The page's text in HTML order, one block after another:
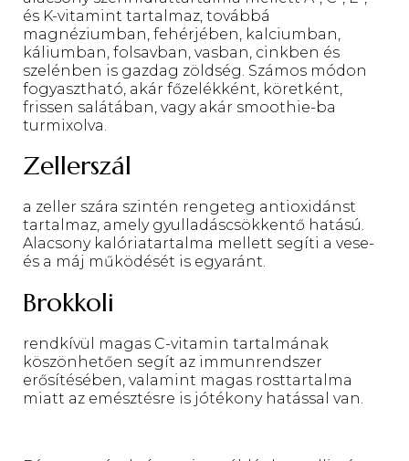
és K-vitamint tartalmaz, továbbá
magnéziumban, fehérjében, kalciumban,
káliumban, folsavban, vasban, cinkben és
szelénben is gazdag zöldség. Számos módon
fogyasztható, akár főzelékként, köretként,
frissen salátában, vagy akár smoothie-ba
turmixolva.
Zellerszál
a zeller szára szintén rengeteg antioxidánst
tartalmaz, amely gyulladáscsökkentő hatású.
Alacsony kalóriatartalma mellett segíti a vese-
és a máj működését is egyaránt.
Brokkoli
rendkívül magas C-vitamin tartalmának
köszönhetően segít az immunrendszer
erősítésében, valamint magas rosttartalma
miatt az emésztésre is jótékony hatással van.